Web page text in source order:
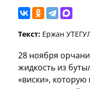
Текст: Ержан
28 ноября
жидкость из
«виски», которую